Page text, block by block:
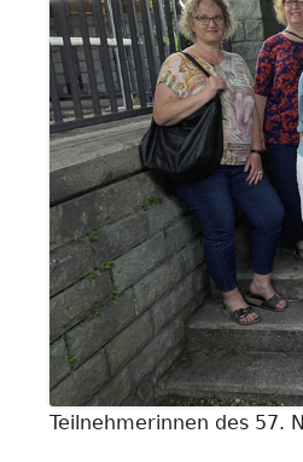
Teilnehmerinnen des 57.